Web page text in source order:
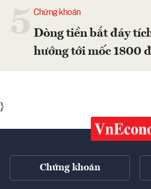
Chứng khoán
Dòng tiền bắt đáy
hướng tới mốc 1800
}
Chứng khoán